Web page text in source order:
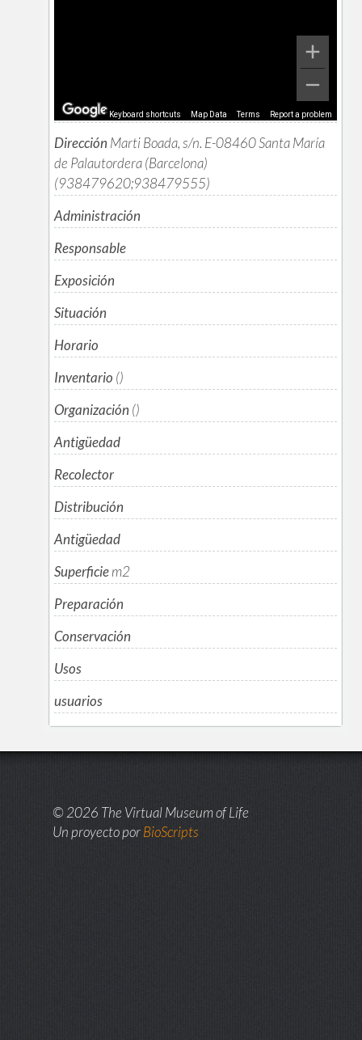
Keyboard shortcuts Map Data Terms Report a problem
Dirección Marti Boada, s/n. E-08460 Santa María
de Palautordera (Barcelona)
(938479620;938479555)
Administración
Responsable
Exposición
Situación
Horario
Inventario ()
Organización ()
Antigüedad
Recolector
Distribución
Antigüedad
Superficiem2
Preparación
Conservación
Usos
usuarios
© 2026 The Virtual Museum of Life
Un proyecto porBioScripts